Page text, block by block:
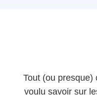
Tout (ou presque)
voulu savoir sur